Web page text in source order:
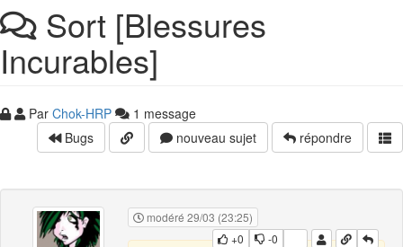
Sort [Blessures
Incurables]
Par Chok-HRP
1 message
Bugs
nouveau sujet répondre
modéré 29/03 (23:25)
+0
-0